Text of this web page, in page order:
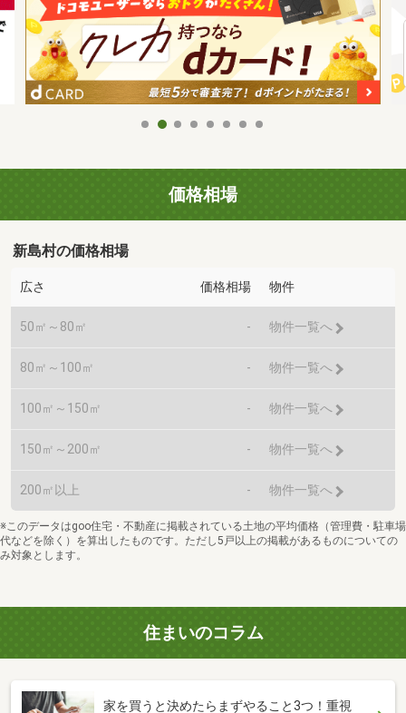
価格相場
新島村の価格相場
広さ 価格相場 物件
50㎡～80㎡ - 物件一覧へ
80㎡～100㎡ - 物件一覧へ
100㎡～150㎡ - 物件一覧へ
150㎡～200㎡ - 物件一覧へ
200㎡以上 - 物件一覧へ
※このデータはgoo住宅・不動産に掲載されている土地の平均価格（管理費・駐車場
代などを除く）を算出したものです。ただし5戸以上の掲載があるものについての
み対象とします。
住まいのコラム
家を買うと決めたらまずやること3つ！重視